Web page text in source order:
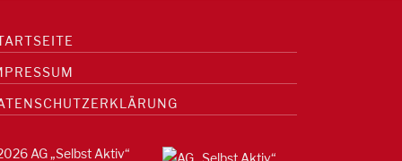
AG „Selbst Aktiv“